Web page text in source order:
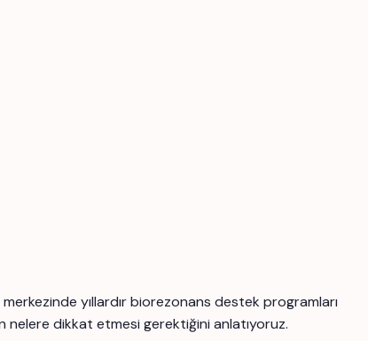
yıllardır biorezonans destek programları
nelere dikkat etmesi gerektiğini anlatıyoruz.